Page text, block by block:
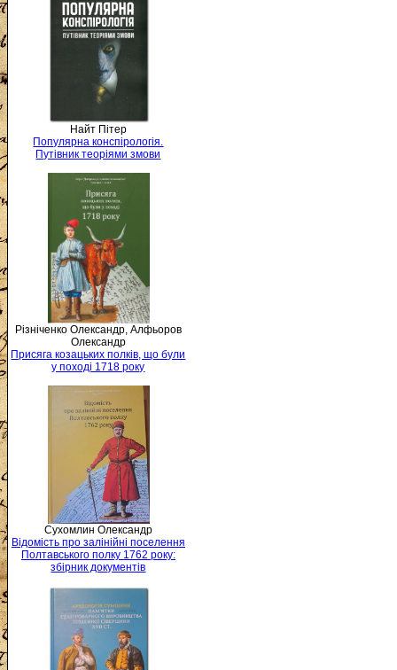
Найт Пітер
Популярна конспірологія.
Путівник теоріями змови
Різніченко Олександр, Алфьоров
Олександр
Присяга козацьких полків, що були
у поході 1718 року
Сухомлин Олександр
Відомість про залінійні поселення
Полтавського полку 1762 року:
збірник документів